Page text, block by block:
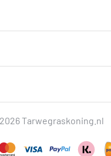
Tarwegraskoning.nl